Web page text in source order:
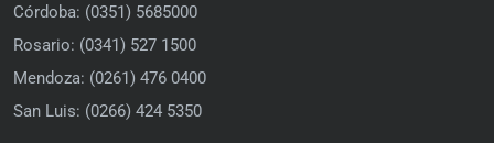
Córdoba: (0351) 5685000
Rosario: (0341) 527 1500
Mendoza: (0261) 476 0400
San Luis: (0266) 424 5350